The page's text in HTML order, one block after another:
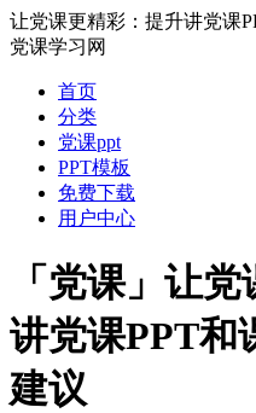
让党课更精彩：提升讲党课
党课学习网
首页
分类
党课ppt
PPT模板
免费下载
用户中心
「党课」让
讲党课PPT和
建议